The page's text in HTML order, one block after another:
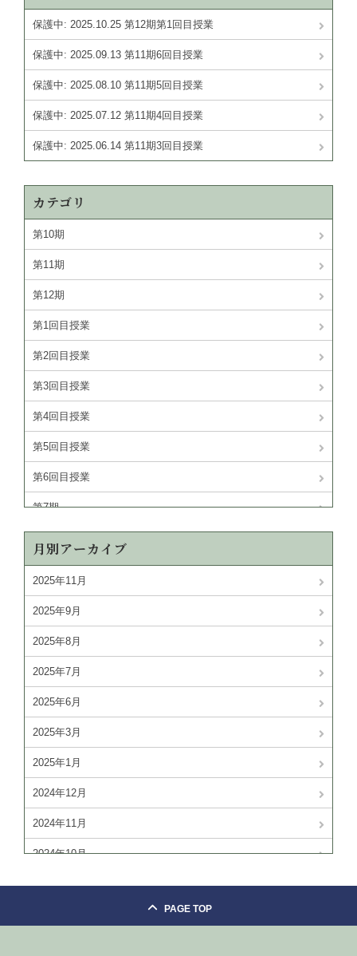
保護中: 2025.10.25 第12期第1回目授業
保護中: 2025.09.13 第11期6回目授業
保護中: 2025.08.10 第11期5回目授業
保護中: 2025.07.12 第11期4回目授業
保護中: 2025.06.14 第11期3回目授業
カテゴリ
第10期
第11期
第12期
第1回目授業
第2回目授業
第3回目授業
第4回目授業
第5回目授業
第6回目授業
第7期
第9期
月別アーカイブ
2025年11月
2025年9月
2025年8月
2025年7月
2025年6月
2025年3月
2025年1月
2024年12月
2024年11月
2024年10月
2024年9月
PAGE TOP